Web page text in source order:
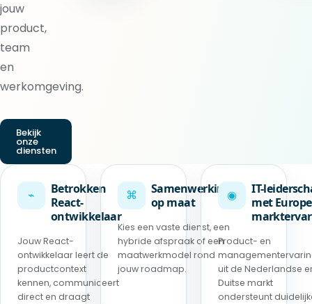
jouw
product,
team
en
werkomgeving.
Bekijk
onze
diensten
⌁
Betrokken
React-
ontwikkelaar
Jouw React-
ontwikkelaar leert de
productcontext
kennen, communiceert
direct en draagt
⌘
Samenwerking
op maat
Kies een vaste dienst, een
hybride afspraak of een
maatwerkmodel rond
jouw roadmap.
◉
IT-
met
Product- en
uit de Nederlandse
Duitse markt
ondersteunt